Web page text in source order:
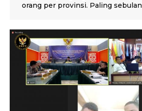
orang per provinsi. Paling sebulan